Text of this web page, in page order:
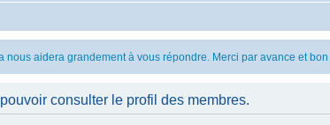
nous aidera grandement à vous répondre. Merci par avance et bon
consulter le profil des membres.